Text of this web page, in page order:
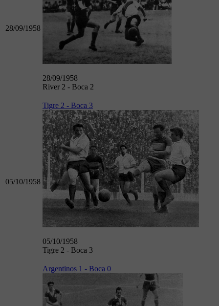
28/09/1958
28/09/1958
River 2 - Boca 2
05/10/1958
Tigre 2 - Boca 3
05/10/1958
Tigre 2 - Boca 3
Argentinos 1 - Boca 0